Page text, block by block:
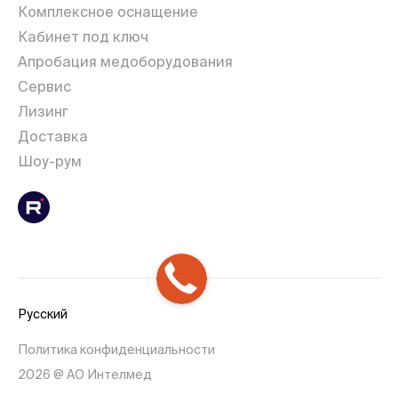
Комплексное оснащение
Кабинет под ключ
Апробация медоборудования
Сервис
Лизинг
Доставка
Шоу-рум
Русский
Политика конфиденциальности
2026 @ АО Интелмед